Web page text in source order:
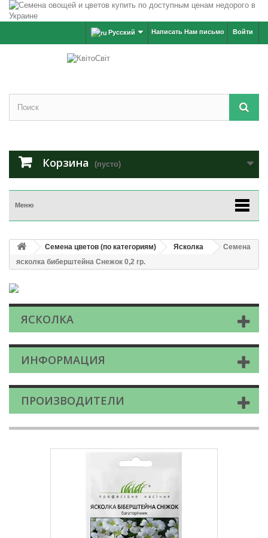
Войти
Написать Нам письмо
Русский
Корзина (пусто)
Меню
Семена цветов (по категориям) Ясколка
Семена
ясколка биберштейна Снежок 0,2 гр.
ЯСКОЛКА
ИНФОРМАЦИЯ
ПРОИЗВОДИТЕЛИ